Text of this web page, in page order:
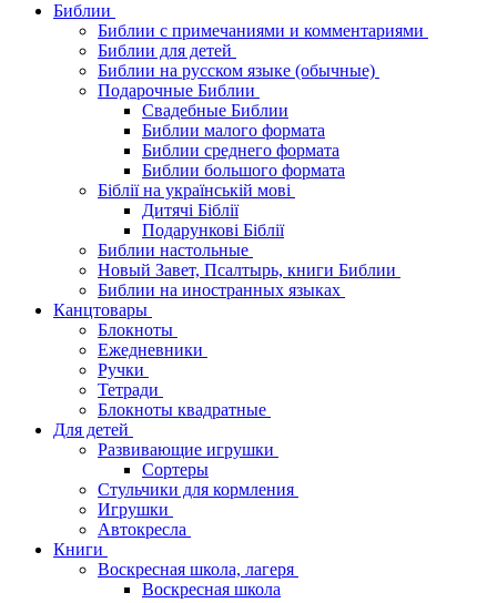
Библии
Библии с примечаниями и комментариями
Библии для детей
Библии на русском языке (обычные)
Подарочные Библии
Свадебные Библии
Библии малого формата
Библии среднего формата
Библии большого формата
Біблії на українській мові
Дитячі Біблії
Подарункові Біблії
Библии настольные
Новый Завет, Псалтырь, книги Библии
Библии на иностранных языках
Канцтовары
Блокноты
Ежедневники
Ручки
Тетради
Блокноты квадратные
Для детей
Развивающие игрушки
Сортеры
Стульчики для кормления
Игрушки
Автокресла
Книги
Воскресная школа, лагеря
Воскресная школа